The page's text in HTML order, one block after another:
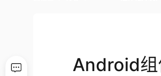
Android组